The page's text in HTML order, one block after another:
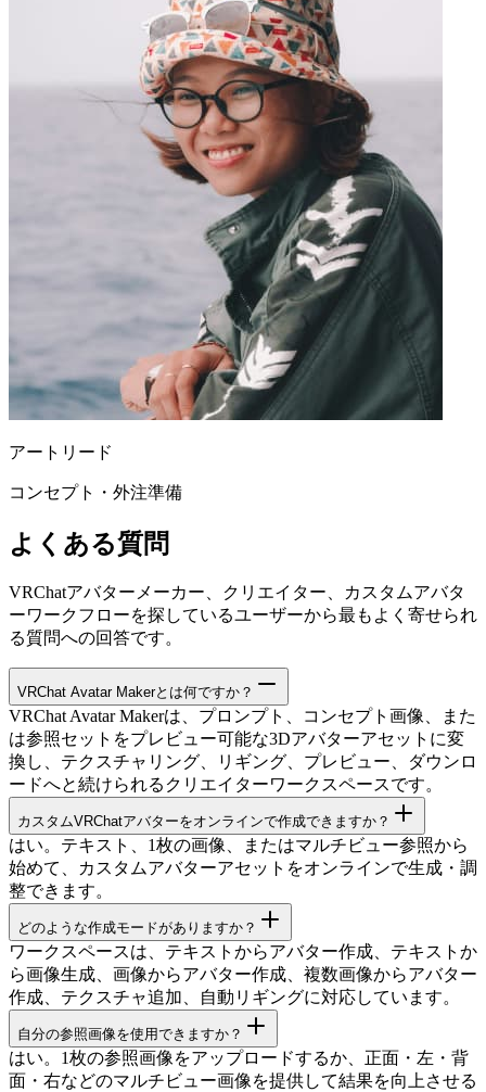
アートリード
コンセプト・外注準備
よくある質問
VRChatアバターメーカー、クリエイター、カスタムアバタ
ーワークフローを探しているユーザーから最もよく寄せられ
る質問への回答です。
VRChat Avatar Makerとは何ですか？
VRChat Avatar Makerは、プロンプト、コンセプト画像、また
は参照セットをプレビュー可能な3Dアバターアセットに変
換し、テクスチャリング、リギング、プレビュー、ダウンロ
ードへと続けられるクリエイターワークスペースです。
カスタムVRChatアバターをオンラインで作成できますか？
はい。テキスト、1枚の画像、またはマルチビュー参照から
始めて、カスタムアバターアセットをオンラインで生成・調
整できます。
どのような作成モードがありますか？
ワークスペースは、テキストからアバター作成、テキストか
ら画像生成、画像からアバター作成、複数画像からアバター
作成、テクスチャ追加、自動リギングに対応しています。
自分の参照画像を使用できますか？
はい。1枚の参照画像をアップロードするか、正面・左・背
面・右などのマルチビュー画像を提供して結果を向上させる